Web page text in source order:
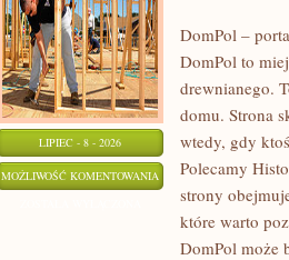
LIPIEC - 8 - 2026
MOŻLIWOŚĆ KOMENTOWANIA WNĘTRZA
WYKOŃCZENIA
DomPol –
DomPol to
drewnianego.
domu. Strona
wtedy, gdy
Polecamy
strony
które warto
DomPol może